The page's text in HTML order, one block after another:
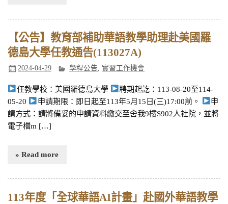
【公告】教育部補助華語教學助理赴美國羅
德島大學任教通告(113027A)
2024-04-29 學程公告,實習工作機會
任教學校：美國羅德島大學
聘期起訖：113-08-20至114-
05-20
申請期限：即日起至113年5月15日(三)17:00前。
申
請方式：請將備妥的申請資料繳交至舍我9樓S902人社院，並將
電子檔m […]
» Read more
113年度「全球華語AI計畫」赴國外華語教學